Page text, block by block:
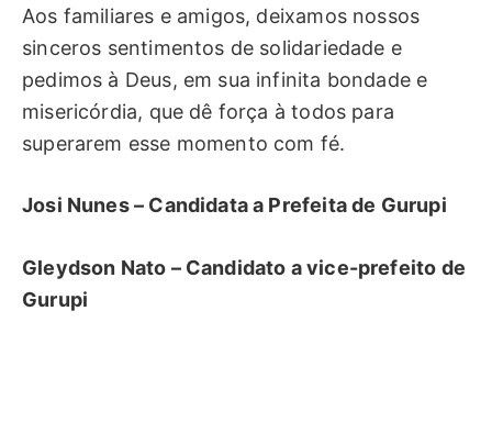
Aos familiares e amigos, deixamos nossos
sinceros sentimentos de solidariedade e
pedimos à Deus, em sua infinita bondade e
misericórdia, que dê força à todos para
superarem esse momento com fé.
Josi Nunes – Candidata a Prefeita de Gurupi
Gleydson Nato – Candidato a vice-prefeito de
Gurupi